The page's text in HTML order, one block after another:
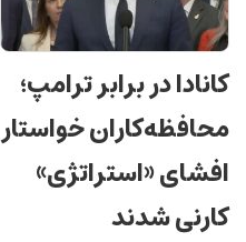
کانادا در برابر ترامپ؛
محافظه‌کاران خواستار
افشای «استراتژی»
کارنی شدند